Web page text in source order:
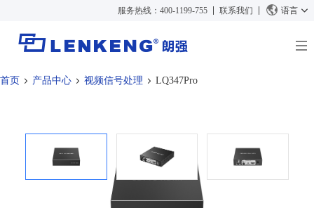
服务热线：400-1199-755 联系我们 语言
关于朗强
资质荣誉
联系我们
首页 产品中心 视频信号处理 LQ347Pro